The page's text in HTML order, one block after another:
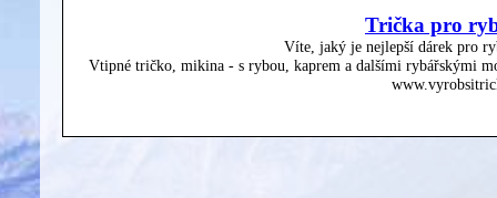
Trička pro
Víte, jaký je nejlepší dárek pro
Vtipné tričko, mikina - s rybou, kaprem a dalšími rybářskými